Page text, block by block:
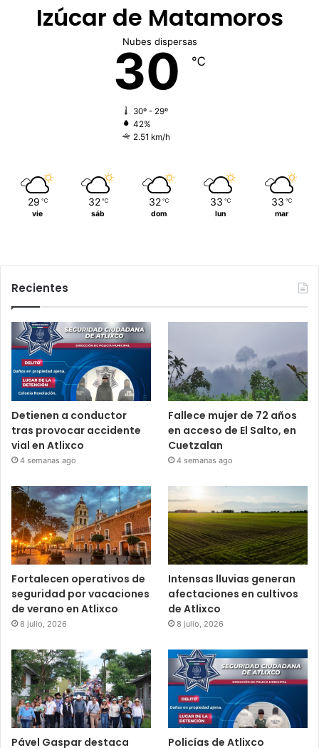
Izúcar de Matamoros
Nubes dispersas
30 ℃
30º - 29º
42%
2.51 km/h
29 ℃
vie
32 ℃
sáb
32 ℃
dom
33 ℃
lun
33 ℃
mar
Recientes
Detienen a conductor
tras provocar accidente
vial en Atlixco
4 semanas ago
Fallece mujer de 72 años
en acceso de El Salto, en
Cuetzalan
4 semanas ago
Fortalecen operativos de
seguridad por vacaciones
de verano en Atlixco
8 julio, 2026
Intensas lluvias generan
afectaciones en cultivos
de Atlixco
8 julio, 2026
Pável Gaspar destaca Policías de Atlixco